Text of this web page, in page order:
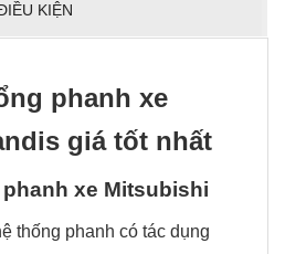
KIỆN
ng phanh xe
giá tốt nhất
phanh xe Mitsubishi
thống phanh có tác dụng